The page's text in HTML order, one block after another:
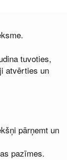
tuvoties,
atvērties un
pārņemt un
pazīmes.